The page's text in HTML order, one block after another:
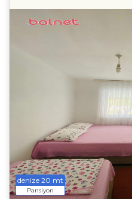
denize 20 mt
Pansiyon